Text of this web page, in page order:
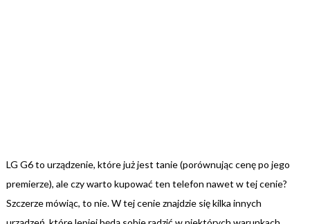
LG G6 to urządzenie, które już jest tanie (porównując cenę po jego
premierze), ale czy warto kupować ten telefon nawet w tej cenie?
Szczerze mówiąc, to nie. W tej cenie znajdzie się kilka innych